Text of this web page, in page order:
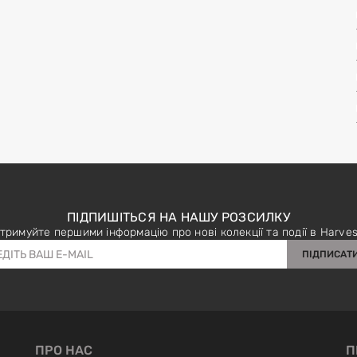
ПІДПИШІТЬСЯ НА НАШУ РОЗСИЛКУ
першими інформацію про нові колекції та події в
ПРО НАС